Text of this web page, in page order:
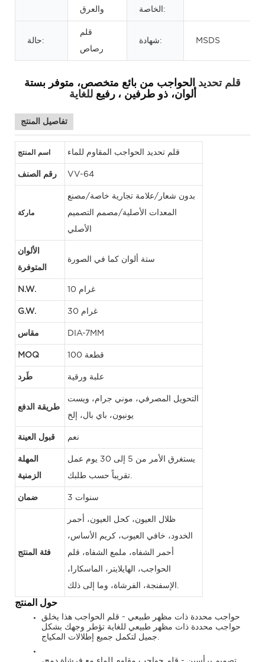
والعرق الخاصة:
حالة:
قلم
رصاص
شهادة: MSDS
قلم تحديد الحواجب من بائع متخصص، متوفر بستة
ألوان، ذو طرفين ، رفيع للغاية
تفاصيل المنتج
اسم المنتج قلم تحديد الحواجب المقاوم للماء
رقم الصنف VV-64
ماركة
بدون شعار/علامة تجارية خاصة/مصنع
المعدات الأصلية/مصمم التصميم
الأصلي
الألوان
المتوفرة
ستة ألوان كما في الصورة
N.W. 10 غرام
G.W. 30 غرام
مقاس DIA-7MM
MOQ 100 قطعة
طَرد علبة ورقية
طريقة الدفع
التحويل المصرفي، موني جرام، ويست
يونيون، باي بال، إلخ
قبول العينة نعم
المهلة
الزمنية
يستغرق الأمر من 5 إلى 30 يوم عمل
ضمان 3 سنوات
فئة المنتج
ظلال العيون، كحل العيون، أحمر
الخدود، خافي العيوب، كريم الأساس،
أحمر الشفاه، ملمع الشفاه، قلم
الحواجب، الهايلايتر، الماسكارا،
حول المنتج
حواجب محددة ذات مظهر طبيعي - قلم الحواجب هذا يخلق
حواجب محددة ذات مظهر طبيعي للغاية تؤطر وجهك بشكل